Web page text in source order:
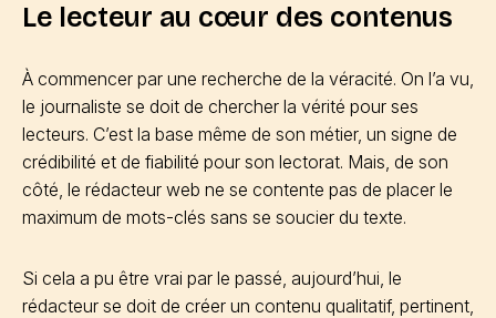
Le lecteur au cœur des contenus
À commencer par une recherche de la véracité. On l’a vu,
le journaliste se doit de chercher la vérité pour ses
lecteurs. C’est la base même de son métier, un signe de
crédibilité et de fiabilité pour son lectorat. Mais, de son
côté, le rédacteur web ne se contente pas de placer le
maximum de mots-clés sans se soucier du texte.
Si cela a pu être vrai par le passé, aujourd’hui, le
rédacteur se doit de créer un contenu qualitatif, pertinent,